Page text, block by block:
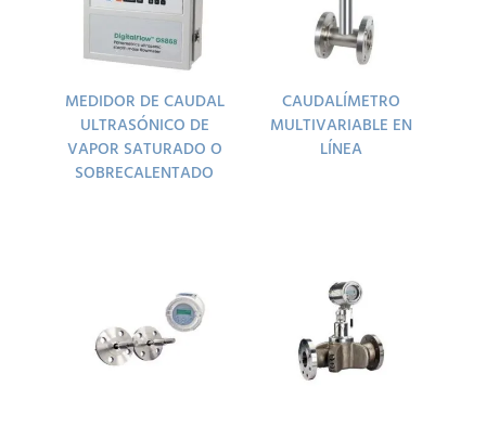
MEDIDOR DE CAUDAL
ULTRASÓNICO DE
VAPOR SATURADO O
SOBRECALENTADO
CAUDALÍMETRO
MULTIVARIABLE EN
LÍNEA